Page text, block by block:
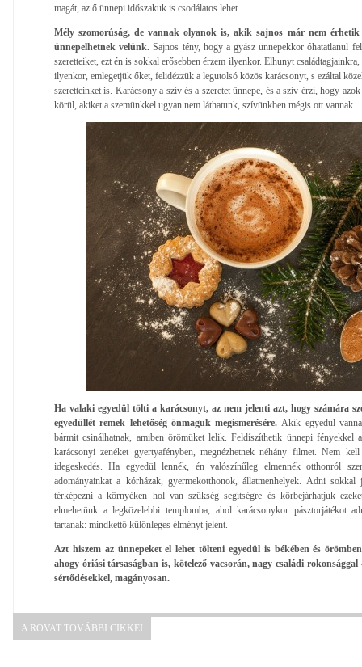
magát, az ő ünnepi időszakuk is csodálatos lehet.
Mély szomorúság, de vannak olyanok is, akik sajnos már nem
ünnepelhetnek velünk.Sajnos tény, hogy a gyász ünnepekkor óhatatlanul
szeretteiket, ezt én is sokkal erősebben érzem ilyenkor. Elhunyt
ilyenkor, emlegetjük őket, felidézzük a legutolsó közös karácsonyt, s ezáltal
szeretteinket is. Karácsony a szív és a szeretet ünnepe, és a szív érzi, hogy
körül, akiket a szemünkkel ugyan nem láthatunk, szívünkben mégis ott vannak.
Ha valaki egyedül tölti a karácsonyt, az nem jelenti azt, hogy számára
egyedüllét remek lehetőség önmaguk megismerésére. Akik egyedül
bármit csinálhatnak, amiben örömüket lelik. Feldíszíthetik ünnepi fényekkel
karácsonyi zenéket gyertyafényben, megnézhetnek néhány filmet. Nem
idegeskedés. Ha egyedül lennék, én valószínűleg elmennék otthonról
adományainkat a kórházak, gyermekotthonok, állatmenhelyek. Adni
térképezni a környéken hol van szükség segítségre és körbejárhatjuk
elmehetünk a legközelebbi templomba, ahol karácsonykor pásztorjátékot
tartanak: mindkettő különleges élményt jelent.
Azt hiszem az ünnepeket el lehet tölteni egyedül is békében és
ahogy óriási társaságban is, kötelező vacsorán, nagy családi rokonsággal
sértődésekkel, magányosan.
A ROVAT TOVÁBBI CIKKEI